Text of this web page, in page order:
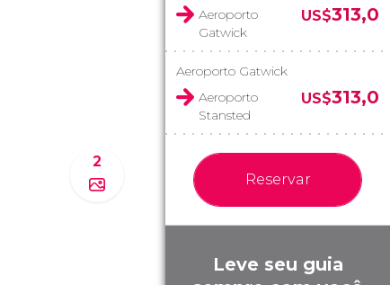
2
Aeroporto
Gatwick
US$313,0
Aeroporto Gatwick
Aeroporto
Stansted
US$313,0
Reservar
Leve seu guia